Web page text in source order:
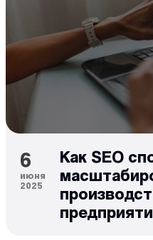
6
июня
2025
Как SEO